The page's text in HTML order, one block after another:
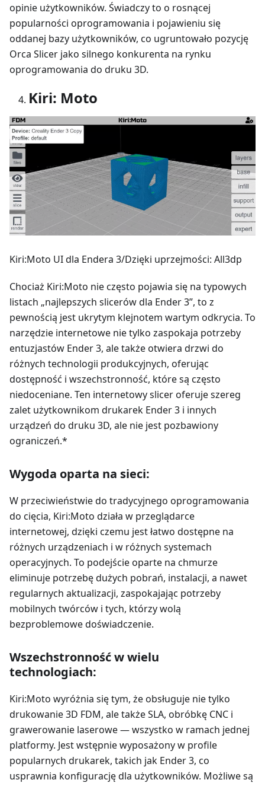
opinie użytkowników. Świadczy to o rosnącej
popularności oprogramowania i pojawieniu się
oddanej bazy użytkowników, co ugruntowało pozycję
Orca Slicer jako silnego konkurenta na rynku
oprogramowania do druku 3D.
Kiri: Moto
Kiri:Moto UI dla Endera 3/Dzięki uprzejmości: All3dp
Chociaż Kiri:Moto nie często pojawia się na typowych
listach „najlepszych slicerów dla Ender 3”, to z
pewnością jest ukrytym klejnotem wartym odkrycia. To
narzędzie internetowe nie tylko zaspokaja potrzeby
entuzjastów Ender 3, ale także otwiera drzwi do
różnych technologii produkcyjnych, oferując
dostępność i wszechstronność, które są często
niedoceniane. Ten internetowy slicer oferuje szereg
zalet użytkownikom drukarek Ender 3 i innych
urządzeń do druku 3D, ale nie jest pozbawiony
ograniczeń.*
Wygoda oparta na sieci:
W przeciwieństwie do tradycyjnego oprogramowania
do cięcia, Kiri:Moto działa w przeglądarce
internetowej, dzięki czemu jest łatwo dostępne na
różnych urządzeniach i w różnych systemach
operacyjnych. To podejście oparte na chmurze
eliminuje potrzebę dużych pobrań, instalacji, a nawet
regularnych aktualizacji, zaspokajając potrzeby
mobilnych twórców i tych, którzy wolą
bezproblemowe doświadczenie.
Wszechstronność w wielu
technologiach:
Kiri:Moto wyróżnia się tym, że obsługuje nie tylko
drukowanie 3D FDM, ale także SLA, obróbkę CNC i
grawerowanie laserowe — wszystko w ramach jednej
platformy. Jest wstępnie wyposażony w profile
popularnych drukarek, takich jak Ender 3, co
usprawnia konfigurację dla użytkowników. Możliwe są